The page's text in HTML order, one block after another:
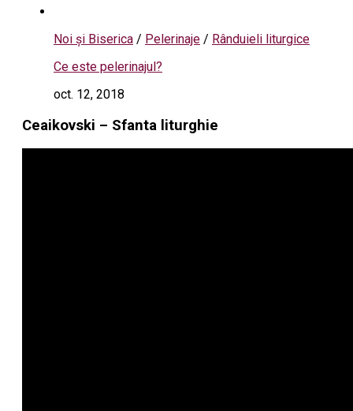
Noi și Biserica / Pelerinaje / Rânduieli liturgice
Ce este pelerinajul?
oct. 12, 2018
Ceaikovski – Sfanta liturghie